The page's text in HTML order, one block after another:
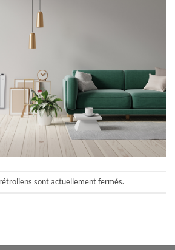
sont actuellement fermés.